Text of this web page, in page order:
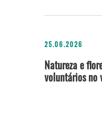
25.06.2026
Natureza e
voluntários no